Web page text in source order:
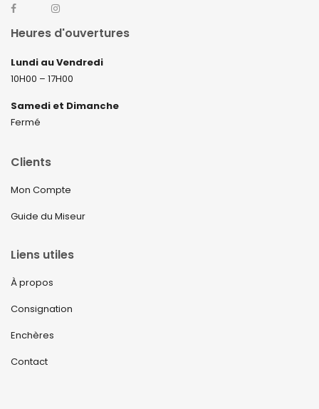
Heures d'ouvertures
Lundi au Vendredi
10H00 – 17H00
Samedi et Dimanche
Fermé
Clients
Mon Compte
Guide du Miseur
Liens utiles
À propos
Consignation
Enchères
Contact